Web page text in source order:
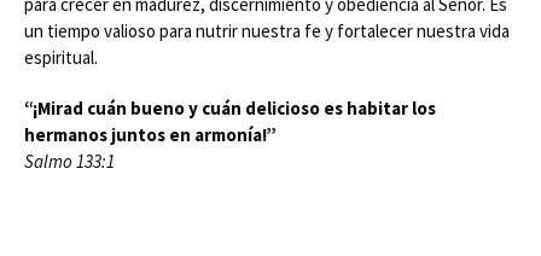
un tiempo valioso para nutrir nuestra fe y fortalecer nuestra vida
espiritual.
“¡Mirad cuán bueno y cuán delicioso es habitar los
hermanos juntos en armonía!”
Salmo 133:1